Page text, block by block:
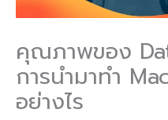
คุณภาพของ
การนำมาทำ
อย่างไร